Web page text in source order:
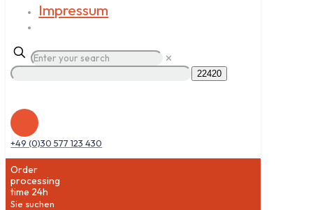
Impressum
✕
+49 (0)30 577 123 430
Order
processing
time 24h
Sie suchen